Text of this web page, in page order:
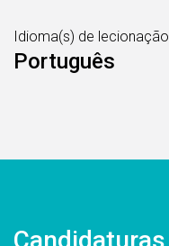
Idioma(s) de lecionação
Português